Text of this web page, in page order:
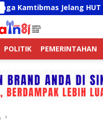
Jelang HUT RI
POLITIK PEMERINTAHAN